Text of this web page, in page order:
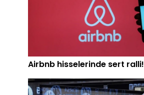
Airbnb hisselerinde sert ralli!